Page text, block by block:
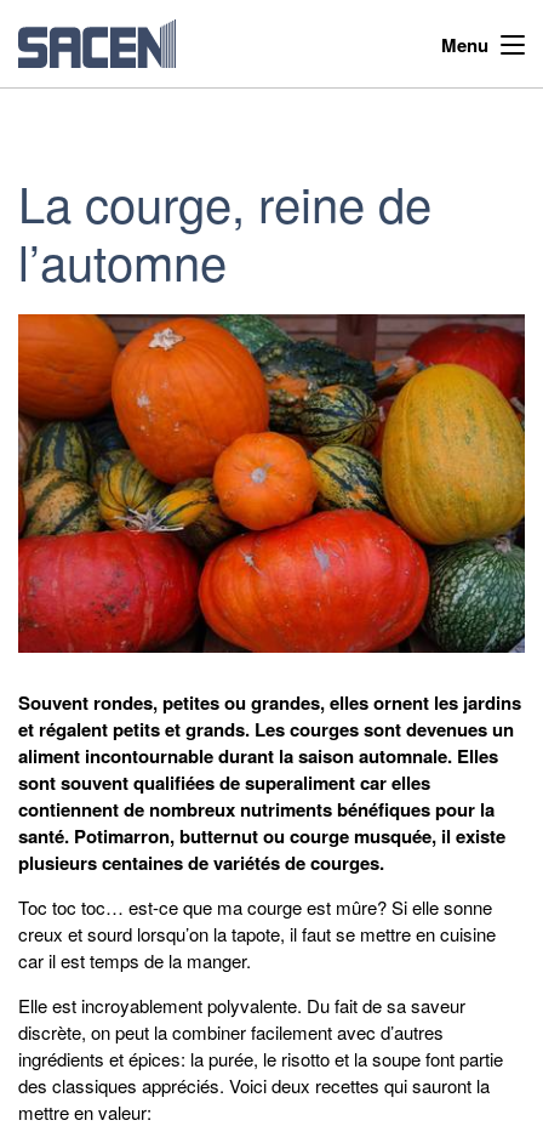
Menu
La courge, reine de
l’automne
Souvent rondes, petites ou grandes, elles ornent les jardins
et régalent petits et grands. Les courges sont devenues un
aliment incontournable durant la saison automnale. Elles
sont souvent qualifiées de superaliment car elles
contiennent de nombreux nutriments bénéfiques pour la
santé. Potimarron, butternut ou courge musquée, il existe
plusieurs centaines de variétés de courges.
Toc toc toc… est-ce que ma courge est mûre? Si elle sonne
creux et sourd lorsqu’on la tapote, il faut se mettre en cuisine
car il est temps de la manger.
Elle est incroyablement polyvalente. Du fait de sa saveur
discrète, on peut la combiner facilement avec d’autres
ingrédients et épices: la purée, le risotto et la soupe font partie
des classiques appréciés. Voici deux recettes qui sauront la
mettre en valeur: